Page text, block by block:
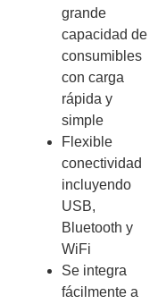
grande
capacidad de
consumibles
con carga
rápida y
simple
Flexible
conectividad
incluyendo
USB,
Bluetooth y
WiFi
Se integra
fácilmente a